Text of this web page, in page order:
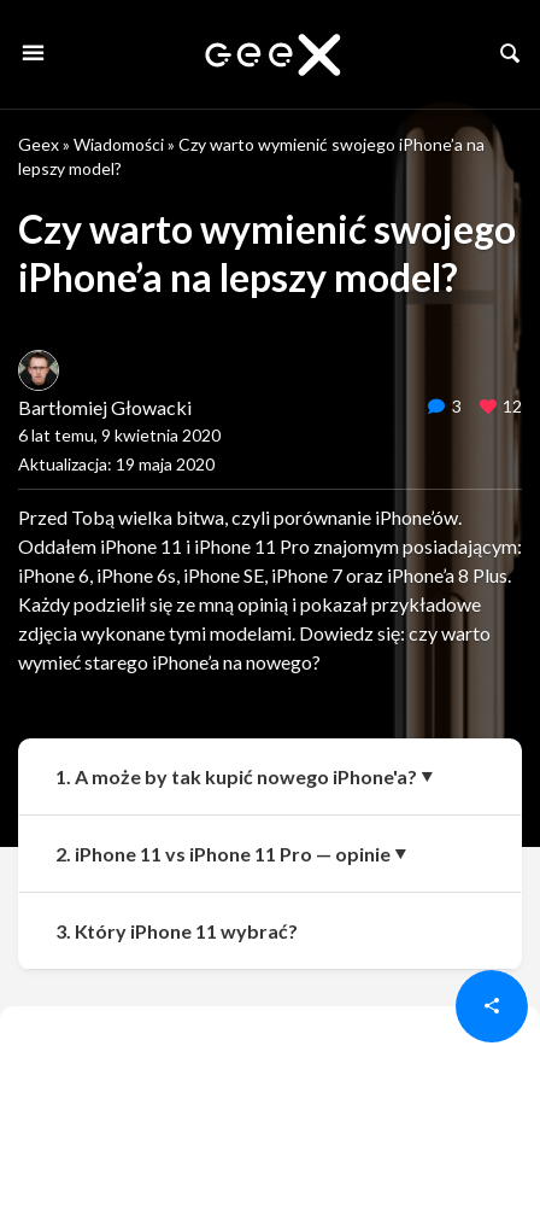
Geex» Wiadomości» Czy warto wymienić swojego iPhone’a na
lepszy model?
Czy warto wymienić swojego
iPhone’a na lepszy model?
Bartłomiej Głowacki
6 lat temu, 9 kwietnia 2020
Aktualizacja: 19 maja 2020
3 12
Przed Tobą wielka bitwa, czyli porównanie iPhone’ów.
Oddałem iPhone 11 i iPhone 11 Pro znajomym posiadającym:
iPhone 6, iPhone 6s, iPhone SE, iPhone 7 oraz iPhone’a 8 Plus.
Każdy podzielił się ze mną opinią i pokazał przykładowe
zdjęcia wykonane tymi modelami. Dowiedz się: czy warto
wymieć starego iPhone’a na nowego?
Udostępnij
1. A może by tak kupić nowego iPhone'a?
2. iPhone 11 vs iPhone 11 Pro — opinie
3. Który iPhone 11 wybrać?